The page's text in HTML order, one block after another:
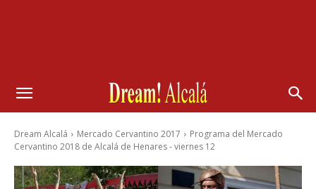
Dream Alcalá Mercado Cervantino 2017
Programa del Mercado
Cervantino 2018 de Alcalá de Henares - viernes 12